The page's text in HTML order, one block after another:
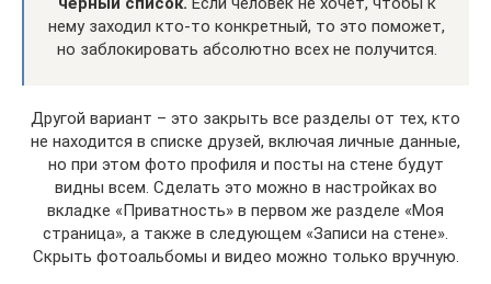
нему заходил кто-то конкретный, то это поможет,
но заблокировать абсолютно всех не получится.
Другой вариант – это закрыть все разделы от тех, кто
не находится в списке друзей, включая личные данные,
но при этом фото профиля и посты на стене будут
видны всем. Сделать это можно в настройках во
вкладке «Приватность» в первом же разделе «Моя
страница», а также в следующем «Записи на стене».
Скрыть фотоальбомы и видео можно только вручную.